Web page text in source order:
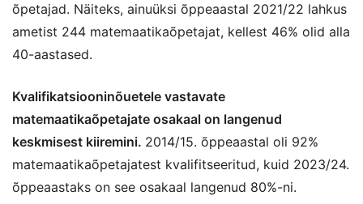
õpetajad. Näiteks, ainuüksi õppeaastal 2021/22 lahkus
ametist 244 matemaatikaõpetajat, kellest 46% olid alla
40-aastased.
Kvalifikatsiooninõuetele vastavate
matemaatikaõpetajate osakaal on langenud
keskmisest kiiremini. 2014/15. õppeaastal oli 92%
matemaatikaõpetajatest kvalifitseeritud, kuid 2023/24.
õppeaastaks on see osakaal langenud 80%-ni.